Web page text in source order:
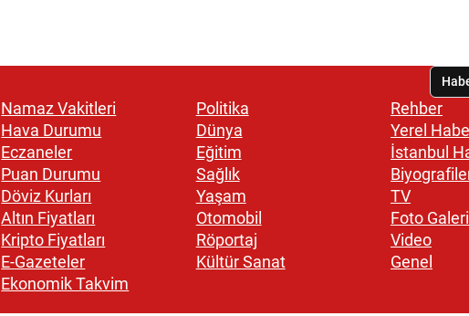
Namaz Vakitleri
Hava Durumu
Eczaneler
Puan Durumu
Döviz Kurları
Altın Fiyatları
Kripto Fiyatları
E-Gazeteler
Ekonomik Takvim
Politika
Dünya
Eğitim
Sağlık
Yaşam
Otomobil
Röportaj
Kültür Sanat
Rehber
Yerel
İstanbul
TV
Foto Galeri
Video
Genel